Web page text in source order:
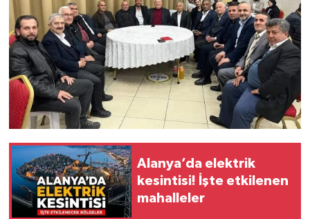
Alanya’da elektrik
kesintisi! İşte etkilenen
mahalleler